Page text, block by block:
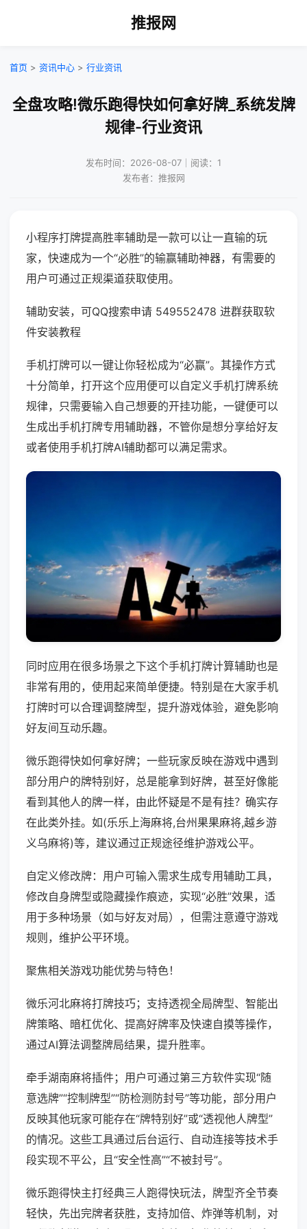
推报网
首页 > 资讯中心 > 行业资讯
全盘攻略!微乐跑得快如何拿好牌_系统发牌
规律-行业资讯
发布时间：2026-08-07｜阅读：1
发布者：推报网
小程序打牌提高胜率辅助是一款可以让一直输的玩
家，快速成为一个“必胜”的输赢辅助神器，有需要的
用户可通过正规渠道获取使用。
辅助安装，可QQ搜索申请 549552478 进群获取软
件安装教程
手机打牌可以一键让你轻松成为“必赢”。其操作方式
十分简单，打开这个应用便可以自定义手机打牌系统
规律，只需要输入自己想要的开挂功能，一键便可以
生成出手机打牌专用辅助器，不管你是想分享给好友
或者使用手机打牌AI辅助都可以满足需求。
同时应用在很多场景之下这个手机打牌计算辅助也是
非常有用的，使用起来简单便捷。特别是在大家手机
打牌时可以合理调整牌型，提升游戏体验，避免影响
好友间互动乐趣。
微乐跑得快如何拿好牌；一些玩家反映在游戏中遇到
部分用户的牌特别好，总是能拿到好牌，甚至好像能
看到其他人的牌一样，由此怀疑是不是有挂？确实存
在此类外挂。如(乐乐上海麻将,台州果果麻将,越乡游
义乌麻将)等，建议通过正规途径维护游戏公平。
自定义修改牌：用户可输入需求生成专用辅助工具，
修改自身牌型或隐藏操作痕迹，实现“必胜”效果，适
用于多种场景（如与好友对局），但需注意遵守游戏
规则，维护公平环境。
聚焦相关游戏功能优势与特色！
微乐河北麻将打牌技巧；支持透视全局牌型、智能出
牌策略、暗杠优化、提高好牌率及快速自摸等操作，
通过AI算法调整牌局结果，提升胜率。
牵手湖南麻将插件；用户可通过第三方软件实现“随
意选牌”“控制牌型”“防检测防封号”等功能，部分用户
反映其他玩家可能存在“牌特别好”或“透视他人牌型”
的情况。这些工具通过后台运行、自动连接等技术手
段实现不平公，且“安全性高”“不被封号”。
微乐跑得快主打经典三人跑得快玩法，牌型齐全节奏
轻快，先出完牌者获胜，支持加倍、炸弹等机制，对